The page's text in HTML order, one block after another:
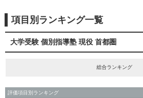
項目別ランキング一覧
大学受験 個別指導塾 現役 首都圏
総合ランキング
評価項目別ランキング